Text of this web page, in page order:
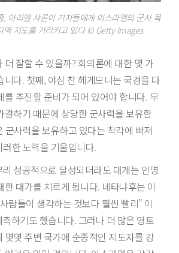
, 아리엘 샤론이 기자들에게 이스라엘의 군사 목
역 지도를 가리키고 있다 © Getty Images
더 잘할 수 있을까? 회의론에 대한 몇 가
니다. 첫째, 야심 찬 헤게모니는 국경을 다
를 추진할 준비가 되어 있어야 합니다. 무
결하기 때문에 상당한 군사력을 보유한
군사력을 보유하고 있다는 착각에 빠져
한 노력을 기울입니다.
성공적으로 달성되더라도 대개는 인명
대가를 치르게 됩니다. 네타냐후는 이
람들이 생각하는 것보다 훨씬 빨리” 이
하기도 했습니다. 그러나 더 많은 영토
몇몇 주변 국가에 순종적인 지도자를 강